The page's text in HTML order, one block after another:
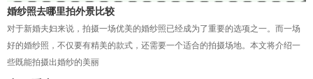
婚纱照去哪里拍外景比较
对于新婚夫妇来说，拍摄一场优美的婚纱照已经成为了重要的选项之一。而一场
好的婚纱照，不仅要有精美的款式，还需要一个适合的拍摄场地。本文将介绍一
些既能拍摄出婚纱的美丽